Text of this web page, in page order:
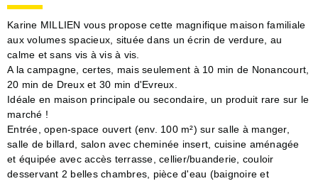
Karine MILLIEN vous propose cette magnifique maison familiale
aux volumes spacieux, située dans un écrin de verdure, au
calme et sans vis à vis à vis.
A la campagne, certes, mais seulement à 10 min de Nonancourt,
20 min de Dreux et 30 min d'Evreux.
Idéale en maison principale ou secondaire, un produit rare sur le
marché !
Entrée, open-space ouvert (env. 100 m²) sur salle à manger,
salle de billard, salon avec cheminée insert, cuisine aménagée
et équipée avec accès terrasse, cellier/buanderie, couloir
desservant 2 belles chambres, pièce d'eau (baignoire et